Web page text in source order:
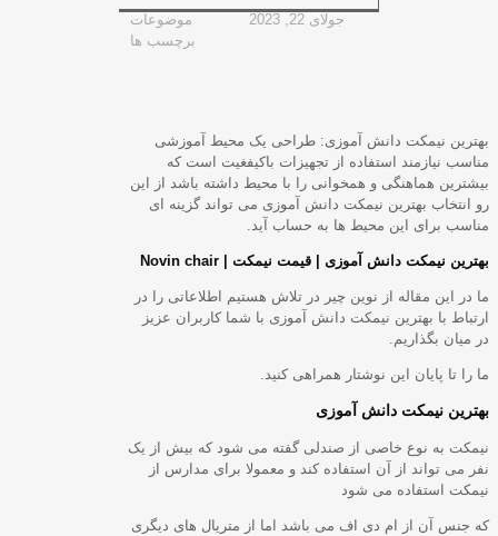
جولای 22, 2023
موضوعات
برچسب ها
بهترین نیمکت دانش آموزی: طراحی یک محیط آموزشی
مناسب نیازمند استفاده از تجهیزات باکیفغیت است که
بیشترین هماهنگی و همخوانی را با محیط داشته باشد از این
رو انتخاب بهترین نیمکت دانش آموزی می تواند گزینه ای
مناسب برای این محیط ها به حساب آید.
بهترین نیمکت دانش آموزی | قیمت نیمکت | Novin chair
ما در این مقاله از نوین چیر در تلاش هستیم اطلاعاتی را در
ارتباط با بهترین نیمکت دانش آموزی با شما کاربران عزیز
در میان بگذاریم.
ما را تا پایان این نوشتار همراهی کنید.
بهترین نیمکت دانش آموزی
نیمکت به نوع خاصی از صندلی گفته می شود که بیش از یک
نفر می تواند از آن استفاده کند و معمولا برای مدارس از
نیمکت استفاده می شود
که جنس آن از ام دی اف می باشد اما از متریال های دیگری